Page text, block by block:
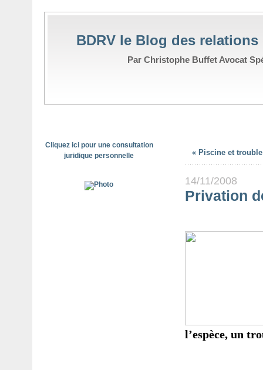
BDRV le Blog des
Par Christophe Buffet Avocat
Cliquez ici pour une consultation
juridique personnelle
« Piscine et
14/11/2008
Privation
l’espèce, un